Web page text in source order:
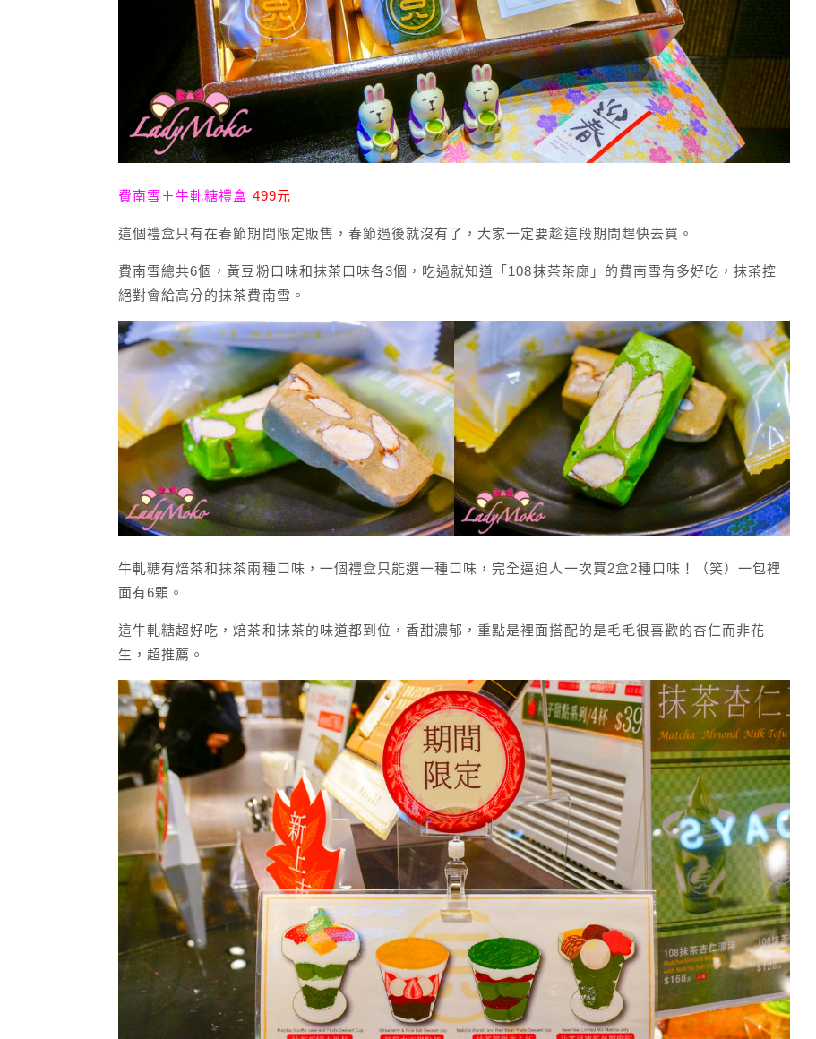
費南雪＋牛軋糖禮盒 499元
這個禮盒只有在春節期間限定販售，春節過後就沒有了，大家一定要趁這段期間趕快去買。
費南雪總共6個，黃豆粉口味和抹茶口味各3個，吃過就知道「108抹茶茶廊」的費南雪有多好吃，抹茶控
絕對會給高分的抹茶費南雪。
牛軋糖有焙茶和抹茶兩種口味，一個禮盒只能選一種口味，完全逼迫人一次買2盒2種口味！（笑）一包裡
面有6顆。
這牛軋糖超好吃，焙茶和抹茶的味道都到位，香甜濃郁，重點是裡面搭配的是毛毛很喜歡的杏仁而非花
生，超推薦。